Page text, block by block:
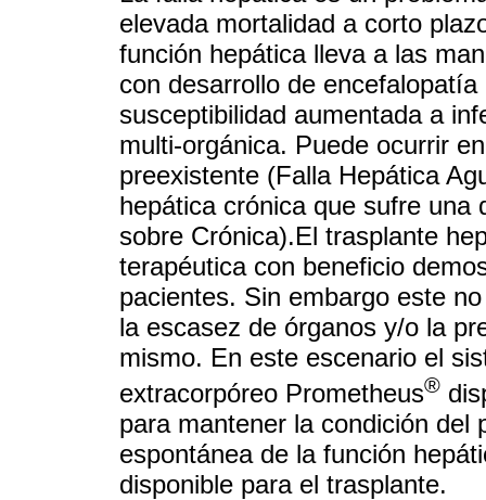
elevada mortalidad a corto
función hepática lleva a las
con desarrollo de
susceptibilidad aumentada a
multi-orgánica. Puede ocurrir
preexistente (Falla Hepática
hepática crónica que sufre una
sobre Crónica).El trasplante
terapéutica con beneficio
pacientes. Sin embargo este
la escasez de órganos y/o la
mismo. En este escenario el
extracorpóreo Prometheus®
para mantener la condición del
espontánea de la función
disponible para el trasplante.